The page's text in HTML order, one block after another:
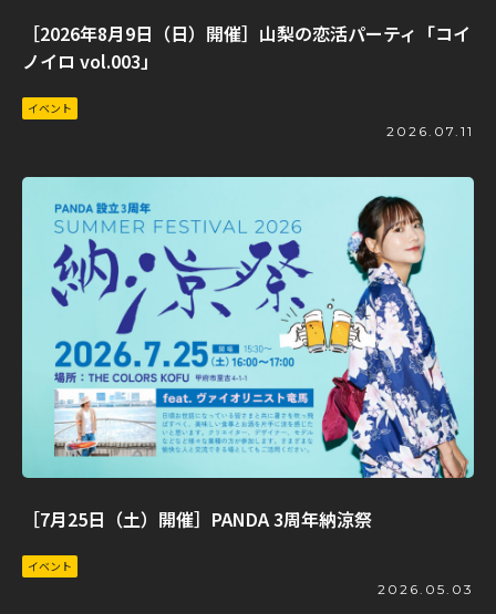
［2026年8月9日（日）開催］山梨の恋活パーティ「コイ
ノイロ vol.003」
イベント
2026.07.11
［7月25日（土）開催］PANDA 3周年納涼祭
イベント
2026.05.03